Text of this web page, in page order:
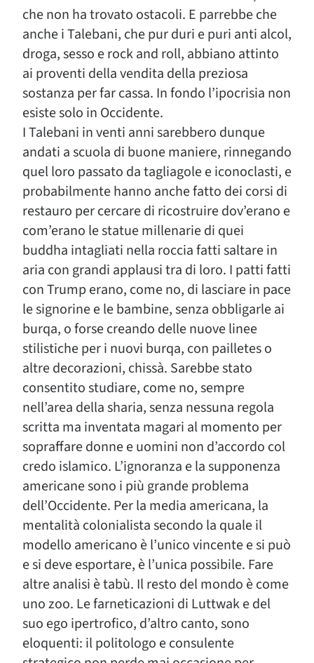
che non ha trovato ostacoli. E parrebbe che
anche i Talebani, che pur duri e puri anti alcol,
droga, sesso e rock and roll, abbiano attinto
ai proventi della vendita della preziosa
sostanza per far cassa. In fondo l’ipocrisia non
esiste solo in Occidente.
I Talebani in venti anni sarebbero dunque
andati a scuola di buone maniere, rinnegando
quel loro passato da tagliagole e iconoclasti, e
probabilmente hanno anche fatto dei corsi di
restauro per cercare di ricostruire dov’erano e
com’erano le statue millenarie di quei
buddha intagliati nella roccia fatti saltare in
aria con grandi applausi tra di loro. I patti fatti
con Trump erano, come no, di lasciare in pace
le signorine e le bambine, senza obbligarle ai
burqa, o forse creando delle nuove linee
stilistiche per i nuovi burqa, con pailletes o
altre decorazioni, chissà. Sarebbe stato
consentito studiare, come no, sempre
nell’area della sharia, senza nessuna regola
scritta ma inventata magari al momento per
sopraffare donne e uomini non d’accordo col
credo islamico. L’ignoranza e la supponenza
americane sono i più grande problema
dell’Occidente. Per la media americana, la
mentalità colonialista secondo la quale il
modello americano è l’unico vincente e si può
e si deve esportare, è l’unica possibile. Fare
altre analisi è tabù. Il resto del mondo è come
uno zoo. Le farneticazioni di Luttwak e del
suo ego ipertrofico, d’altro canto, sono
eloquenti: il politologo e consulente